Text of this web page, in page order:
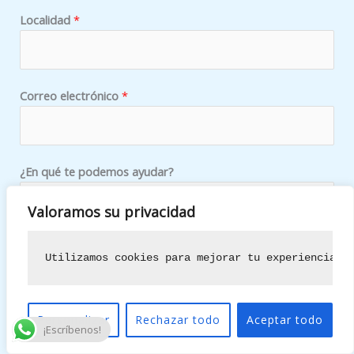
Valoramos su privacidad
Utilizamos cookies para mejorar tu experiencia
Personalizar Rechazar todo Aceptar todo
Localidad *
Correo electrónico *
¿En qué te podemos ayudar?
¡Escríbenos!